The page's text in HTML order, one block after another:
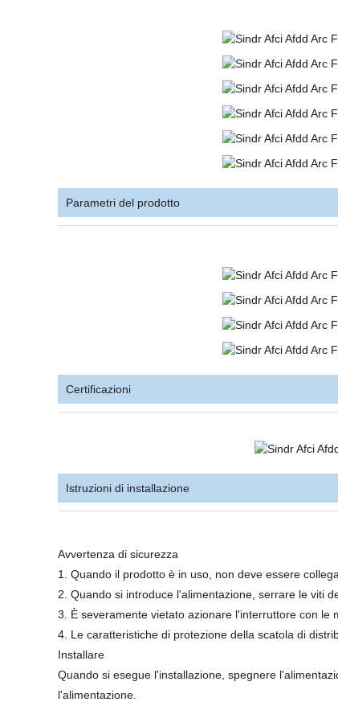
Parametri del prodotto
Certificazioni
Istruzioni di installazione
Avvertenza di sicurezza
1. Quando il prodotto è in uso, non deve essere
2. Quando si introduce l'alimentazione, serrare le viti
3. È severamente vietato azionare l'interruttore con le
4. Le caratteristiche di protezione della scatola di
Installare
Quando si esegue l'installazione, spegnere
l'alimentazione.